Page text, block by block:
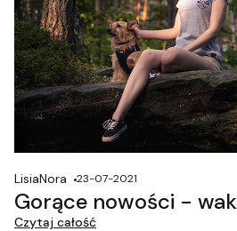
LisiaNora 23-07-2021
Gorące nowości -
Czytaj całość